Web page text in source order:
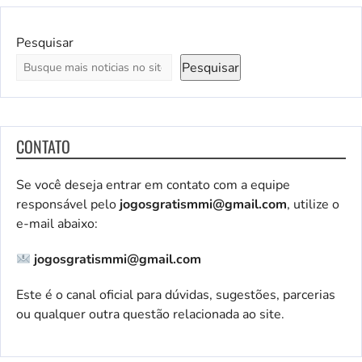
Pesquisar
Pesquisar
CONTATO
Se você deseja entrar em contato com a equipe
responsável pelojogosgratismmi@gmail.com, utilize o
e-mail abaixo:
jogosgratismmi@gmail.com
Este é o canal oficial para dúvidas, sugestões, parcerias
ou qualquer outra questão relacionada ao site.